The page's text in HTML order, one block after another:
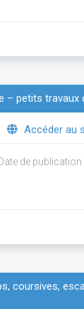
– petits travaux
Accéder au
Date de publication
coursives,